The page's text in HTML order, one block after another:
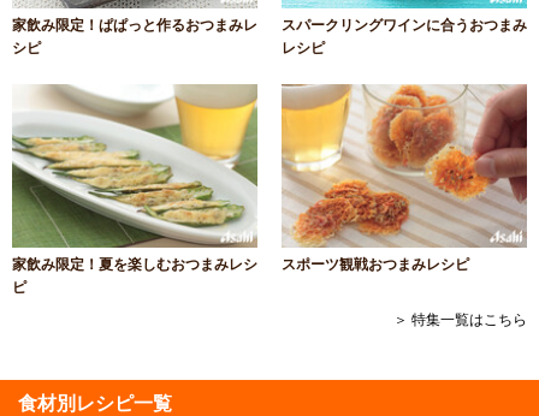
家飲み限定！ぱぱっと作るおつまみレ
シピ
スパークリングワインに合うおつまみ
レシピ
家飲み限定！夏を楽しむおつまみレシ
ピ
スポーツ観戦おつまみレシピ
＞ 特集一覧はこちら
食材別レシピ一覧